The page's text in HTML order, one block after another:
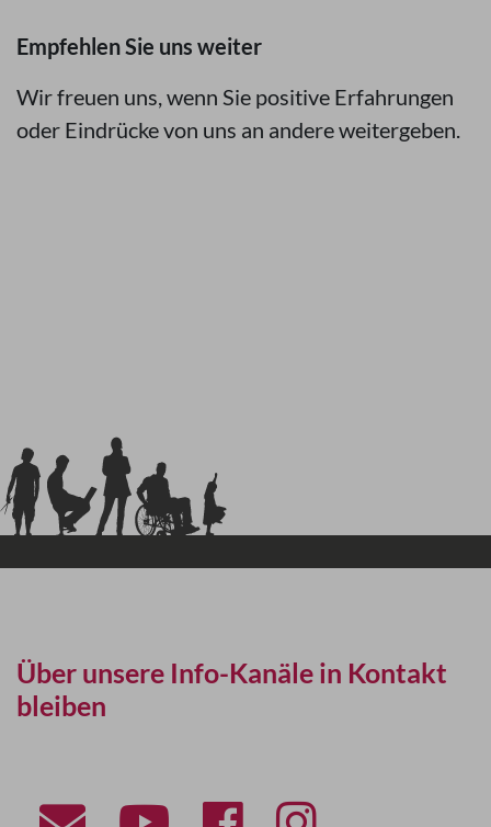
Empfehlen Sie uns weiter
Wir freuen uns, wenn Sie positive Erfahrungen
oder Eindrücke von uns an andere weitergeben.
Über unsere Info-Kanäle in Kontakt
bleiben